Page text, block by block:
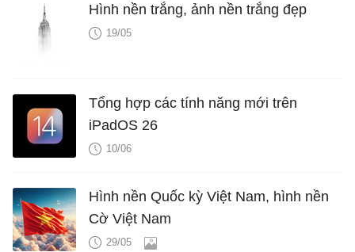
Hình nền trắng, ảnh nền trắng đẹp
19/05
Tổng hợp các tính năng mới trên
iPadOS 26
10/06
Hình nền Quốc kỳ Việt Nam, hình nền
Cờ Việt Nam
29/05